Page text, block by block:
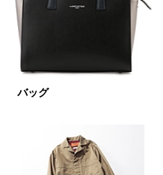
掲載雑誌
価格
表示オプション
すべて
バッグ